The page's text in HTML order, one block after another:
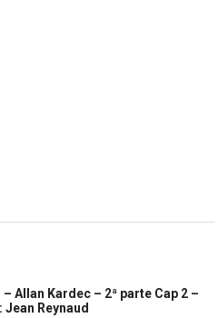
– Allan Kardec – 2ª parte Cap 2 –
Reynaud